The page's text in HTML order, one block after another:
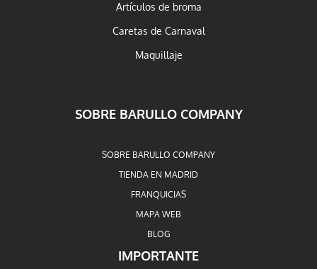
Artículos de broma
Caretas de Carnaval
Maquillaje
SOBRE BARULLO COMPANY
SOBRE BARULLO COMPANY
TIENDA EN MADRID
FRANQUICIAS
MAPA WEB
BLOG
IMPORTANTE